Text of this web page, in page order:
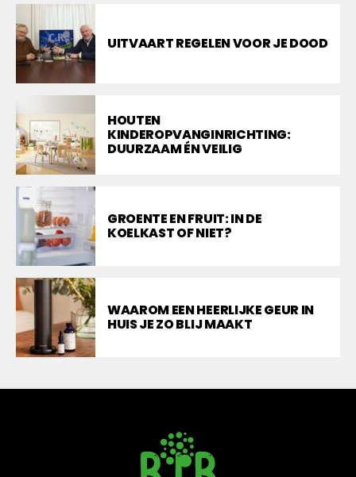
UITVAART REGELEN VOOR JE DOOD
HOUTEN
KINDEROPVANGINRICHTING:
DUURZAAM ÉN VEILIG
GROENTE EN FRUIT: IN DE
KOELKAST OF NIET?
WAAROM EEN HEERLIJKE GEUR IN
HUIS JE ZO BLIJ MAAKT